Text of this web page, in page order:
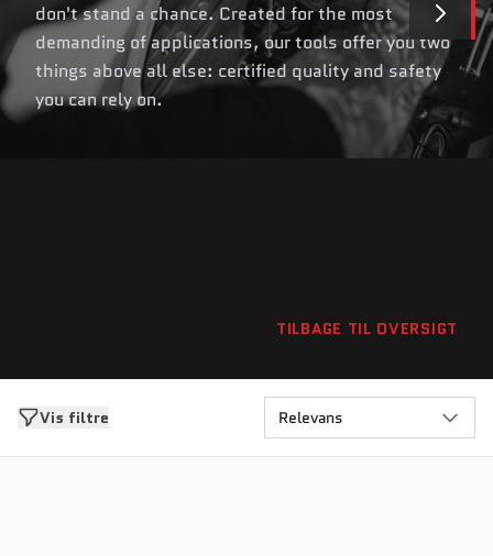
don't stand a chance. Created for the most
demanding of applications, our tools offer you two
things above all else: certified quality and safety
you can rely on.
TILBAGE TIL OVERSIGT
Vis filtre Relevans